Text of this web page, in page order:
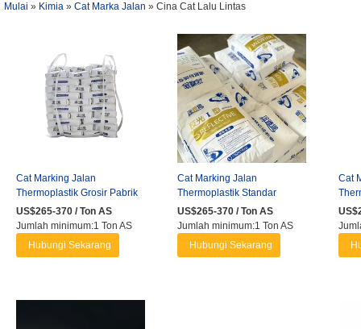
Mulai » Kimia » Cat Marka Jalan » Cina Cat Lalu Lintas
Cat Marking Jalan
Thermoplastik Grosir Pabrik
Cat Pelapis Reflektif Jalan
Raya ...
US$265-370 / Ton AS
Jumlah minimum:1 Ton AS
Hubungi Sekarang
Cat Marking Jalan
Thermoplastik Standar
Aashto Aspal Beton Jalan
Raya Striping ...
US$265-370 / Ton AS
Jumlah minimum:1 Ton AS
Hubungi Sekarang
Cat